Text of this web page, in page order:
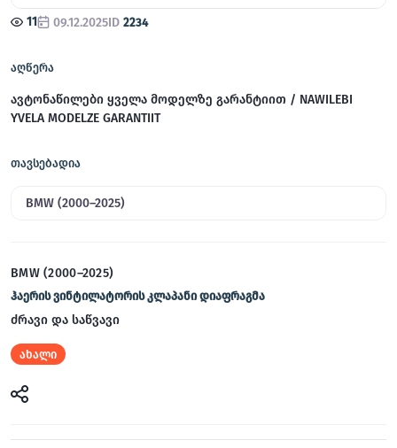
11 09.12.2025ID 2234
აღწერა
ავტონაწილები ყველა მოდელზე გარანტიით / NAWILEBI
YVELA MODELZE GARANTIIT
თავსებადია
BMW (2000–2025)
BMW (2000–2025)
ჰაერის ვინტილატორის კლაპანი დიაფრაგმა
ძრავი და საწვავი
ახალი